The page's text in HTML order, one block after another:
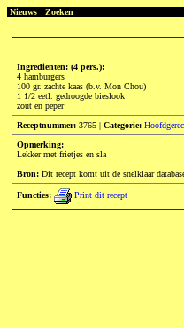
Nieuws Zoeken
Ingredienten: (4 pers.):
4 hamburgers
100 gr. zachte kaas (b.v. Mon Chou)
1 1/2 eetl. gedroogde bieslook
zout en peper
Receptnummer: 3765 | Categorie:
Opmerking:
Lekker met frietjes en sla
Bron: Dit recept komt uit de snelklaar
Functies: Print dit recept